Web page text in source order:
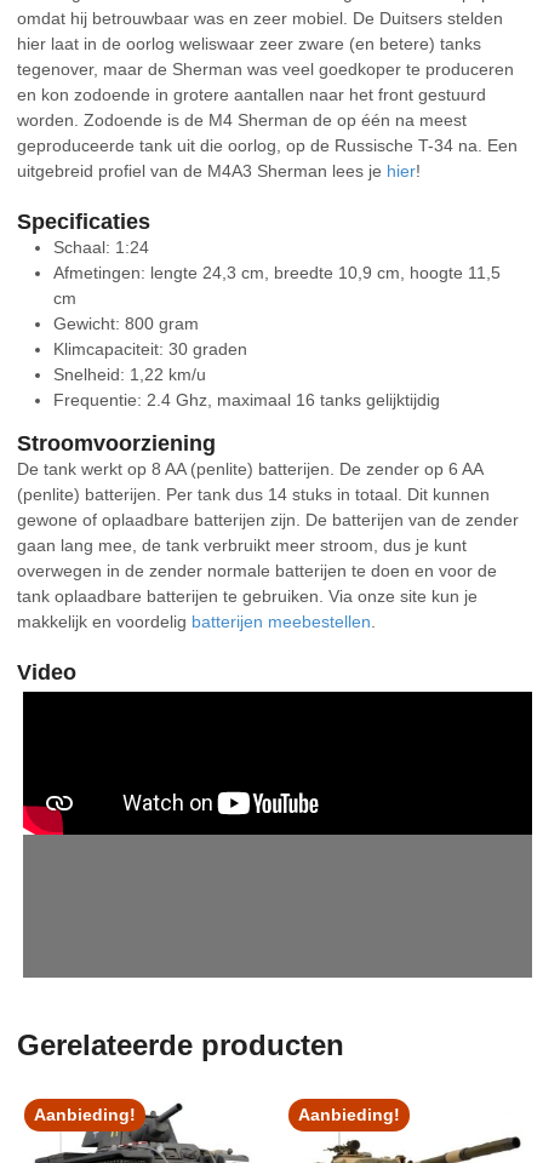
omdat hij betrouwbaar was en zeer mobiel. De Duitsers stelden
hier laat in de oorlog weliswaar zeer zware (en betere) tanks
tegenover, maar de Sherman was veel goedkoper te produceren
en kon zodoende in grotere aantallen naar het front gestuurd
worden. Zodoende is de M4 Sherman de op één na meest
geproduceerde tank uit die oorlog, op de Russische T-34 na. Een
uitgebreid profiel van de M4A3 Sherman lees je hier!
Specificaties
Schaal: 1:24
Afmetingen: lengte 24,3 cm, breedte 10,9 cm, hoogte 11,5
cm
Gewicht: 800 gram
Klimcapaciteit: 30 graden
Snelheid: 1,22 km/u
Frequentie: 2.4 Ghz, maximaal 16 tanks gelijktijdig
Stroomvoorziening
De tank werkt op 8 AA (penlite) batterijen. De zender op 6 AA
(penlite) batterijen. Per tank dus 14 stuks in totaal. Dit kunnen
gewone of oplaadbare batterijen zijn. De batterijen van de zender
gaan lang mee, de tank verbruikt meer stroom, dus je kunt
overwegen in de zender normale batterijen te doen en voor de
tank oplaadbare batterijen te gebruiken. Via onze site kun je
makkelijk en voordelig batterijen meebestellen
Video
Gerelateerde producten
Aanbieding! Aanbieding!